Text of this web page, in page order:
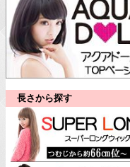
長さから探す